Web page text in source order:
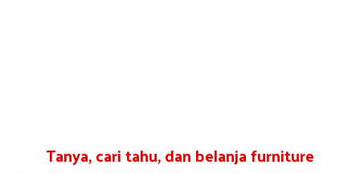
Tanya, cari tahu, dan belanja furniture